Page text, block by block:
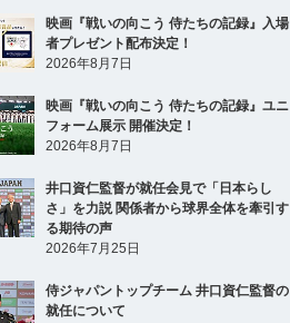
映画『戦いの向こう 侍たちの記録』入場
者プレゼント配布決定！
2026年8月7日
映画『戦いの向こう 侍たちの記録』ユニ
フォーム展示 開催決定！
2026年8月7日
井口資仁監督が就任会見で「日本らし
さ」を力説 関係者から球界全体を牽引す
る期待の声
2026年7月25日
侍ジャパントップチーム 井口資仁監督の
就任について